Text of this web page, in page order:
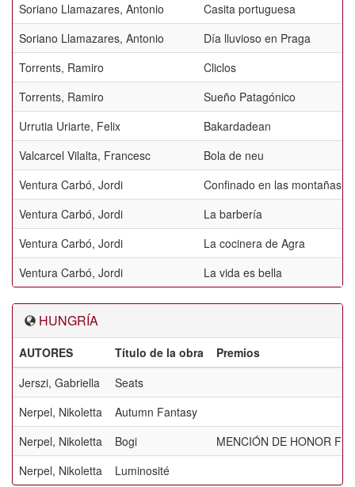
Soriano Llamazares, Antonio
Casita portuguesa
Soriano Llamazares, Antonio
Día lluvioso en Praga
Torrents, Ramiro
Cliclos
Torrents, Ramiro
Sueño Patagónico
Urrutia Uriarte, Felix
Bakardadean
Valcarcel Vilalta, Francesc
Bola de neu
Ventura Carbó, Jordi
Confinado en las montañas
Ventura Carbó, Jordi
La barbería
Ventura Carbó, Jordi
La cocinera de Agra
Ventura Carbó, Jordi
La vida es bella
HUNGRÍA
AUTORES Título de la obra
Premios
Jerszi, Gabriella
Seats
Nerpel, Nikoletta
Autumn Fantasy
Nerpel, Nikoletta
Bogi
MENCIÓN DE HONOR
Nerpel, Nikoletta
Luminosité